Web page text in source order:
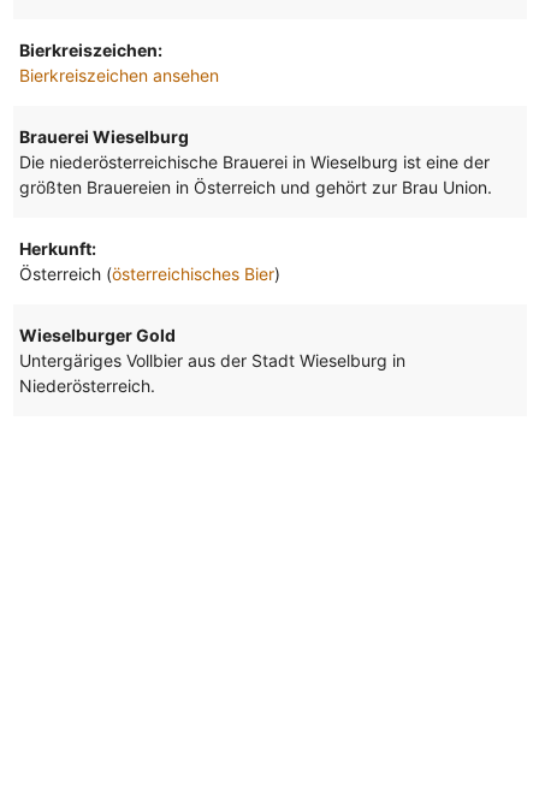
Bierkreiszeichen:
Bierkreiszeichen ansehen
Brauerei Wieselburg
Die niederösterreichische Brauerei in Wieselburg ist eine der
größten Brauereien in Österreich und gehört zur Brau Union.
Herkunft:
Österreich (österreichisches Bier)
Wieselburger Gold
Untergäriges Vollbier aus der Stadt Wieselburg in
Niederösterreich.